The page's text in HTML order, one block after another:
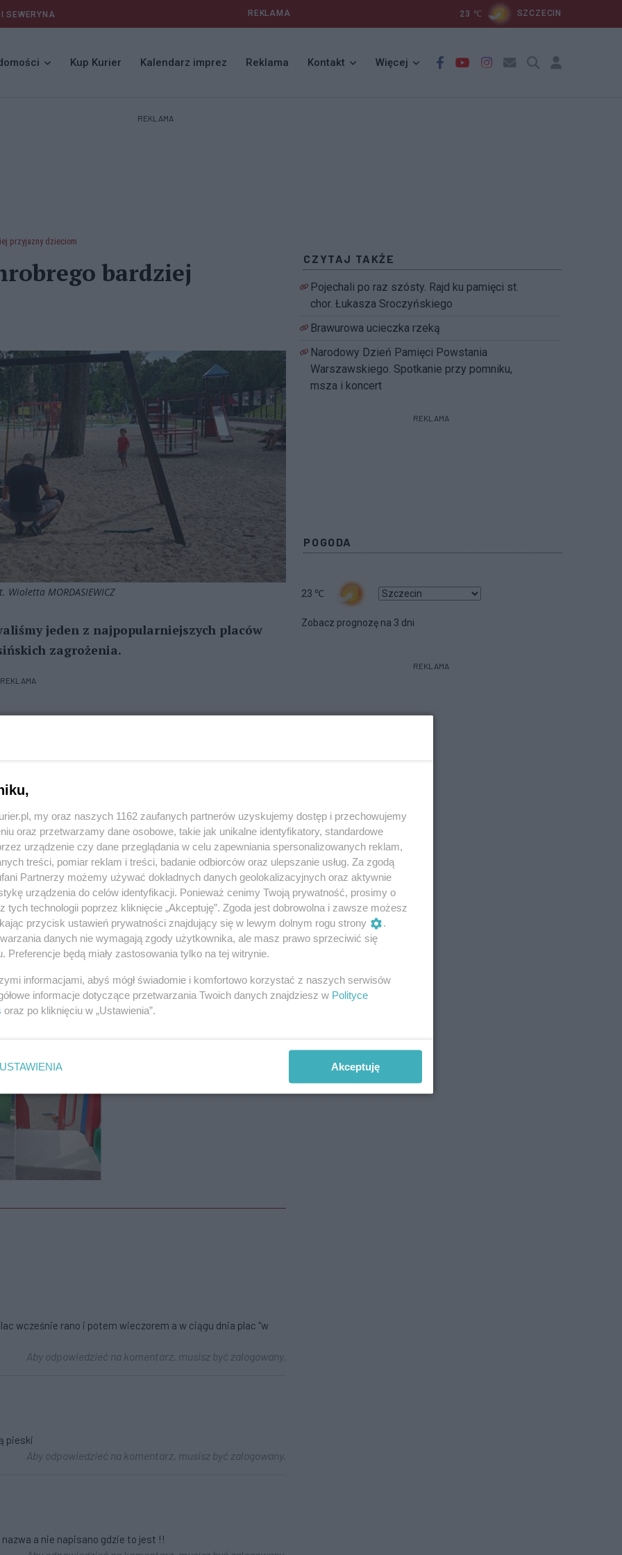
SEWERYNA REKLAMA 23 ℃ SZCZECIN
Kup Kurier Kalendarz imprez Reklama Kontakt Więcej
REKLAMA
przyjazny dzieciom
bardziej
Wioletta MORDASIEWICZ
jeden z najpopularniejszych placów
zagrożenia.
REKLAMA
radości i zabawy dla najmłodszych,
tam z pociechami rodziców. Zamiast
tam usterki, które mogły zagrażać ich
była dziura, w którą wchodzące na zjeżdżalnie
huśtawkach gumowe, poszarpane osłony
się na źle zabezpieczoną pajęczą sieć groziło
na placu pojawił się pracownik, który na
co trzeba.
REKLAMA
wcześnie rano i potem wieczorem a w ciągu dnia plac "w
Aby odpowiedzieć na komentarz, musisz być zalogowany.
pieski
Aby odpowiedzieć na komentarz, musisz być zalogowany.
nazwa a nie napisano gdzie to jest !!
CZYTAJ TAKŻE
Pojechali po raz szósty. Rajd ku pamięci st.
chor. Łukasza Sroczyńskiego
Brawurowa ucieczka rzeką
Narodowy Dzień Pamięci Powstania
Warszawskiego. Spotkanie przy pomniku,
msza i koncert
REKLAMA
POGODA
23 ℃
Zobacz prognozę na 3 dni
REKLAMA
my oraz naszych 1162 zaufanych partnerów uzyskujemy dostęp i przechowujemy
oraz przetwarzamy dane osobowe, takie jak unikalne identyfikatory, standardowe
urządzenie czy dane przeglądania w celu zapewniania spersonalizowanych reklam,
treści, pomiar reklam i treści, badanie odbiorców oraz ulepszanie usług. Za zgodą
Partnerzy możemy używać dokładnych danych geolokalizacyjnych oraz aktywnie
urządzenia do celów identyfikacji. Ponieważ cenimy Twoją prywatność, prosimy o
tych technologii poprzez kliknięcie „Akceptuję”. Zgoda jest dobrowolna i zawsze możesz
przycisk ustawień prywatności znajdujący się w lewym dolnym rogu strony
danych nie wymagają zgody użytkownika, ale masz prawo sprzeciwić się
Preferencje będą miały zastosowania tylko na tej witrynie.
informacjami, abyś mógł świadomie i komfortowo korzystać z naszych serwisów
informacje dotyczące przetwarzania Twoich danych znajdziesz w Polityce
oraz po kliknięciu w „Ustawienia”.
USTAWIENIA Akceptuję